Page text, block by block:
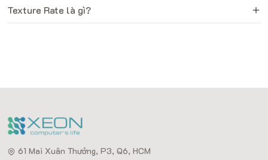
Texture Rate là gì?
61 Mai Xuân Thưởng, P3, Q6, HCM